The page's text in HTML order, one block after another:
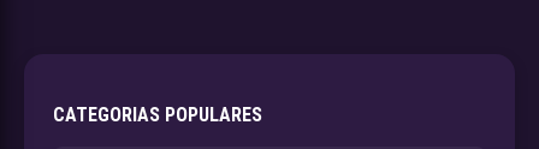
CATEGORIAS POPULARES